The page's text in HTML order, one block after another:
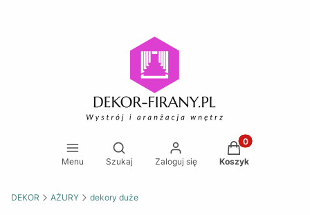
Menu
Otwórz wyszukiwarkę
Szukaj Zaloguj się
Produkty w
Koszyk
DEKOR AŻURY dekory duże